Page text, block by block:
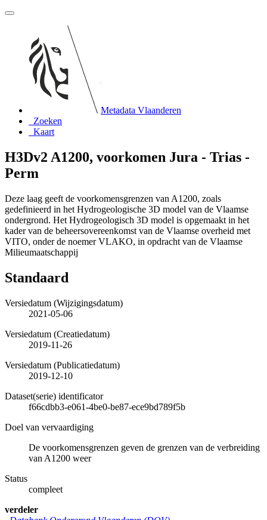
Metadata Vlaanderen
Zoeken
Kaart
H3Dv2 A1200, voorkomen Jura - Trias -
Perm
Deze laag geeft de voorkomensgrenzen van A1200, zoals
gedefinieerd in het Hydrogeologische 3D model van de Vlaamse
ondergrond. Het Hydrogeologisch 3D model is opgemaakt in het
kader van de beheersovereenkomst van de Vlaamse overheid met
VITO, onder de noemer VLAKO, in opdracht van de Vlaamse
Milieumaatschappij
Standaard
Versiedatum (Wijzigingsdatum)
2021-05-06
Versiedatum (Creatiedatum)
2019-11-26
Versiedatum (Publicatiedatum)
2019-12-10
Dataset(serie) identificator
f66cdbb3-e061-4be0-be87-ece9bd789f5b
Doel van vervaardiging
De voorkomensgrenzen geven de grenzen van de verbreiding
van A1200 weer
Status
compleet
verdeler